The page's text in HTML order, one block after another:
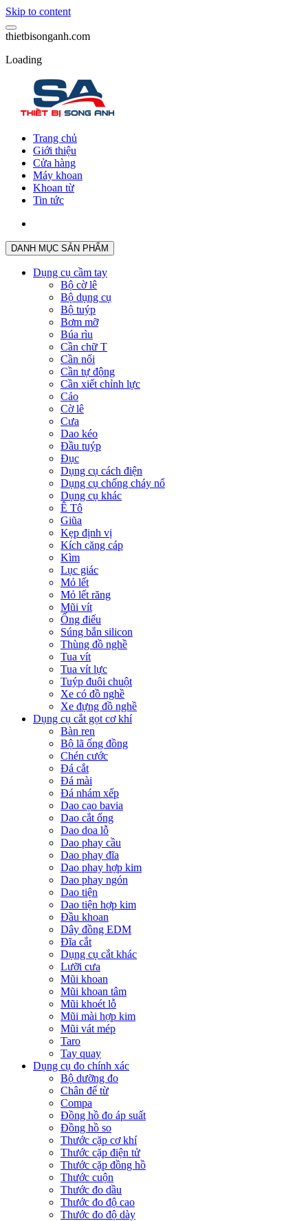
Skip to content
thietbisonganh.com
Loading
Trang chủ
Giới thiệu
Cửa hàng
Máy khoan
Khoan từ
Tin tức
DANH MỤC SẢN PHẨM
Dụng cụ cầm tay
Bộ cờ lê
Bộ dụng cụ
Bộ tuýp
Bơm mỡ
Búa rìu
Cần chữ T
Cần nối
Cần tự động
Cần xiết chỉnh lực
Cảo
Cờ lê
Cưa
Dao kéo
Đầu tuýp
Đục
Dụng cụ cách điện
Dụng cụ chống cháy nổ
Dụng cụ khác
Ê Tô
Giũa
Kẹp định vị
Kích căng cáp
Kìm
Lục giác
Mỏ lết
Mỏ lết răng
Mũi vít
Ống điếu
Súng bắn silicon
Thùng đồ nghề
Tua vít
Tua vít lực
Tuýp đuôi chuột
Xe có đồ nghề
Xe đựng đồ nghề
Dụng cụ cắt gọt cơ khí
Bàn ren
Bộ lã ống đồng
Chén cước
Đá cắt
Đá mài
Đá nhám xếp
Dao cạo bavia
Dao cắt ống
Dao doa lỗ
Dao phay cầu
Dao phay đĩa
Dao phay hợp kim
Dao phay ngón
Dao tiện
Dao tiện hợp kim
Đầu khoan
Dây đồng EDM
Đĩa cắt
Dụng cụ cắt khác
Lưỡi cưa
Mũi khoan
Mũi khoan tâm
Mũi khoét lỗ
Mũi mài hợp kim
Mũi vát mép
Taro
Tay quay
Dụng cụ đo chính xác
Bộ dưỡng đo
Chân đế từ
Compa
Đồng hồ đo áp suất
Đồng hồ so
Thước cặp cơ khí
Thước cặp điện tử
Thước cặp đồng hồ
Thước cuộn
Thước đo dầu
Thước đo độ cao
Thước đo độ dày